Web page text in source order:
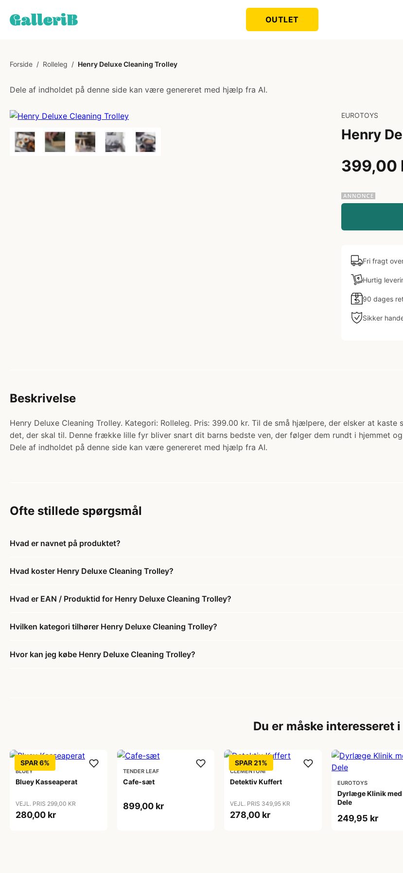
OUTLET
Forside / Rolleleg / Henry Deluxe Cleaning Trolley
Dele af indholdet på denne side kan være genereret med hjælp fra AI.
EUROTOYS
Henry
399,00
Fri fragt
Hurtig
90 dages
Sikker
Beskrivelse
Henry Deluxe Cleaning Trolley. Kategori: Rolleleg. Pris: 399.00 kr. Til de små hjælpere, der elsker at
det, der skal til. Denne frække lille fyr bliver snart dit barns bedste ven, der følger dem rundt i hjemmet
Dele af indholdet på denne side kan være genereret med hjælp fra AI.
Ofte stillede spørgsmål
Hvad er navnet på produktet?
Hvad koster Henry Deluxe Cleaning Trolley?
Hvad er EAN / Produktid for Henry Deluxe Cleaning Trolley?
Hvilken kategori tilhører Henry Deluxe Cleaning Trolley?
Hvor kan jeg købe Henry Deluxe Cleaning Trolley?
Du er måske interesseret i
SPAR 6%
BLUEY
Bluey Kasseaperat
VEJL. PRIS 299,00 KR
280,00 kr
TENDER LEAF
Cafe-sæt
899,00 kr
SPAR 21%
CLEMENTONI
Detektiv Kuffert
VEJL. PRIS 349,95 KR
278,00 kr
EUROTOYS
Dyrlæge Klinik med
Dele
249,95 kr